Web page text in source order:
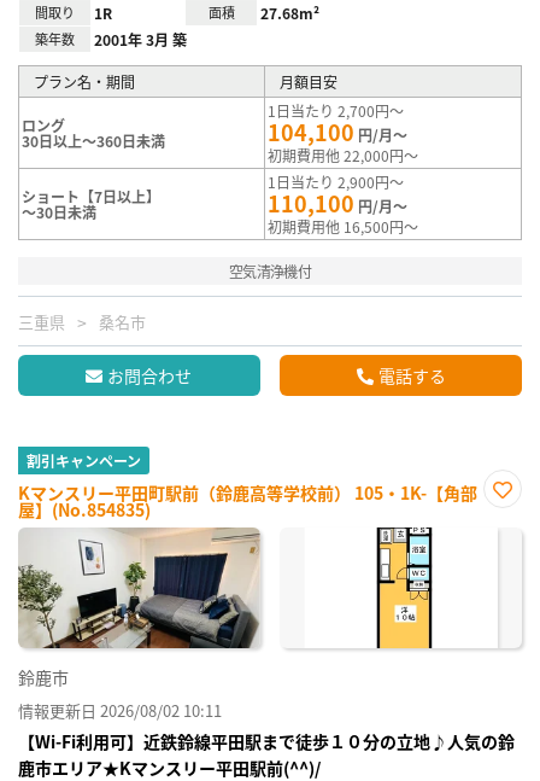
間取り 1R 面積 27.68m²
築年数 2001年 3月 築
プラン名・期間 月額目安
ロング
30日以上～360日未満
1日当たり 2,700円～
104,100 円/月～
初期費用他 22,000円～
ショート【7日以上】
～30日未満
1日当たり 2,900円～
110,100 円/月～
初期費用他 16,500円～
空気清浄機付
三重県 桑名市
お問合わせ 電話する
割引キャンペーン
Kマンスリー平田町駅前（鈴鹿高等学校前） 105・1K-【角部
屋】(No.854835)
に入
鈴鹿市
情報更新日 2026/08/02 10:11
【Wi-Fi利用可】近鉄鈴線平田駅まで徒歩１０分の立地♪人気の鈴
鹿市エリア★Kマンスリー平田駅前(^^)/